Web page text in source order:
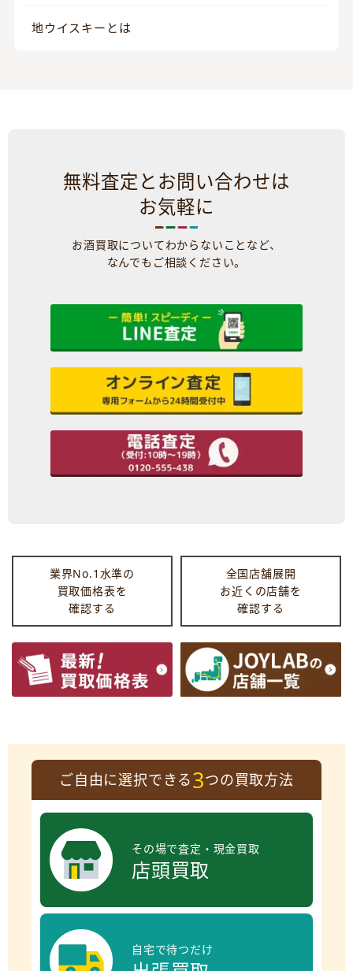
地ウイスキーとは
無料査定とお問い合わせは
お気軽に
お酒買取についてわからないことなど、
なんでもご相談ください。
業界No.1水準の
買取価格表を
確認する
全国店舗展開
お近くの店舗を
確認する
ご自由に選択できる3つの買取方法
その場で査定・現金買取
店頭買取
自宅で待つだけ